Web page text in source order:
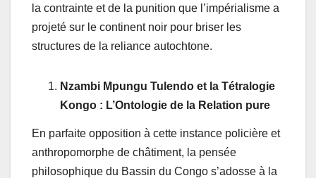
la contrainte et de la punition que l’impérialisme a
projeté sur le continent noir pour briser les
structures de la reliance autochtone.
Nzambi Mpungu Tulendo et la Tétralogie
Kongo : L’Ontologie de la Relation pure
En parfaite opposition à cette instance policière et
anthropomorphe de châtiment, la pensée
philosophique du Bassin du Congo s’adosse à la